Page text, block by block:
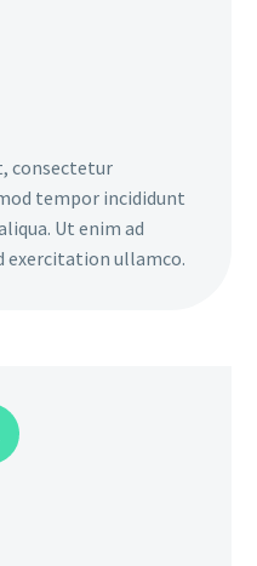
consectetur
tempor incididunt
Ut enim ad
exercitation ullamco.